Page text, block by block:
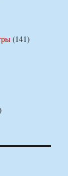
(141)